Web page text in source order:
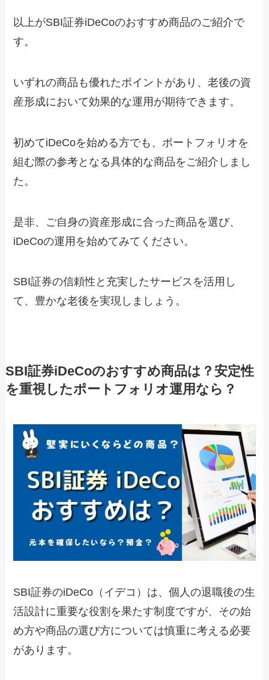
以上がSBI証券iDeCoのおすすめ商品のご紹介で
す。
いずれの商品も優れたポイントがあり、老後の資
産形成において効果的な運用が期待できます。
初めてiDeCoを始める方でも、ポートフォリオを
組む際の参考となる具体的な商品をご紹介しまし
た。
是非、ご自身の資産形成に合った商品を選び、
iDeCoの運用を始めてみてください。
SBI証券の信頼性と充実したサービスを活用し
て、豊かな老後を実現しましょう。
SBI証券iDeCoのおすすめ商品は？安定性
を重視したポートフォリオ運用なら？
SBI証券のiDeCo（イデコ）は、個人の退職後の生
活設計に重要な役割を果たす制度ですが、その始
め方や商品の選び方については慎重に考える必要
があります。